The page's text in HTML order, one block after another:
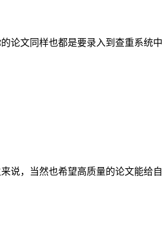
论文同样也都是要录入到查重系统
说，当然也希望高质量的论文能给